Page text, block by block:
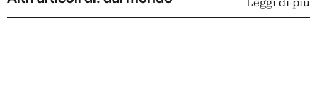
Leggi di più